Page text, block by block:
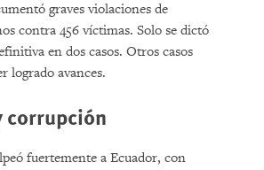
graves violaciones de
contra 456 víctimas. Solo se dictó
en dos casos. Otros casos
logrado avances.
corrupción
fuertemente a Ecuador, con